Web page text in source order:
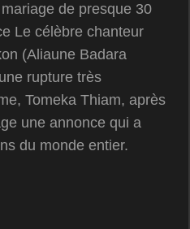
de presque 30
Le célèbre chanteur
(Aliaune Badara
rupture très
Tomeka Thiam, après
une annonce qui a
du monde entier.